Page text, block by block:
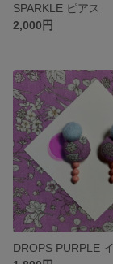
SPARKLE ピアス
2,000円
DROPS PURPLE